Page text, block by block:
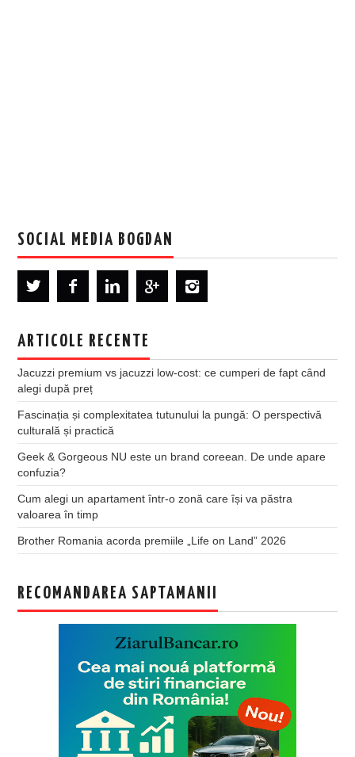
SOCIAL MEDIA BOGDAN
ARTICOLE RECENTE
Jacuzzi premium vs jacuzzi low-cost: ce cumperi de fapt când
alegi după preț
Fascinația și complexitatea tutunului la pungă: O perspectivă
culturală și practică
Geek & Gorgeous NU este un brand coreean. De unde apare
confuzia?
Cum alegi un apartament într-o zonă care își va păstra
valoarea în timp
Brother Romania acorda premiile „Life on Land” 2026
RECOMANDAREA SAPTAMANII